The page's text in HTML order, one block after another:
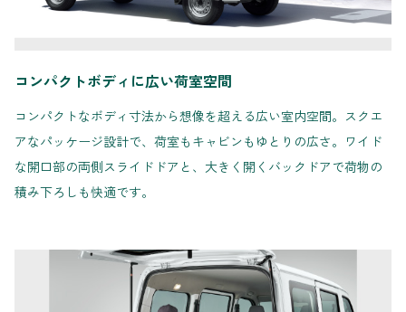
コンパクトボディに広い荷室空間
コンパクトなボディ寸法から想像を超える広い室内空間。スクエ
アなパッケージ設計で、荷室もキャビンもゆとりの広さ。ワイド
な開口部の両側スライドドアと、大きく開くバックドアで荷物の
積み下ろしも快適です。